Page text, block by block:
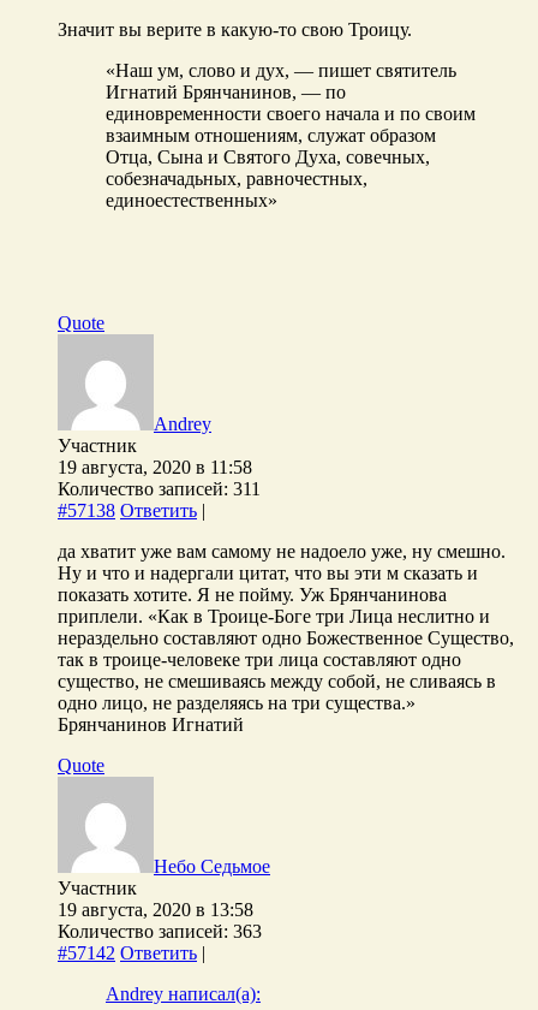
Значит вы верите в какую-то свою Троицу.
«Наш ум, слово и дух, — пишет святитель
Игнатий Брянчанинов, — по
единовременности своего начала и по своим
взаимным отношениям, служат образом
Отца, Сына и Святого Духа, совечных,
собезначадьных, равночестных,
единоестественных»
Quote
Andrey
Участник
19 августа, 2020 в 11:58
Количество записей: 311
#57138 Ответить |
да хватит уже вам самому не надоело уже, ну смешно.
Ну и что и надергали цитат, что вы эти м сказать и
показать хотите. Я не пойму. Уж Брянчанинова
приплели. «Как в Троице-Боге три Лица неслитно и
нераздельно составляют одно Божественное Существо,
так в троице-человеке три лица составляют одно
существо, не смешиваясь между собой, не сливаясь в
одно лицо, не разделяясь на три существа.»
Брянчанинов Игнатий
Quote
Небо Седьмое
Участник
19 августа, 2020 в 13:58
Количество записей: 363
#57142 Ответить |
Andrey написал(а):